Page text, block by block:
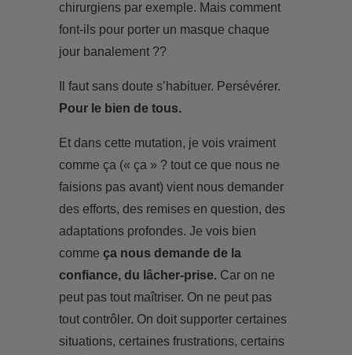
chirurgiens par exemple. Mais comment
font-ils pour porter un masque chaque
jour banalement ??
Il faut sans doute s’habituer. Persévérer.
Pour le bien de tous.
Et dans cette mutation, je vois vraiment
comme ça (« ça » ? tout ce que nous ne
faisions pas avant) vient nous demander
des efforts, des remises en question, des
adaptations profondes. Je vois bien
comme ça nous demande de la
confiance, du lâcher-prise. Car on ne
peut pas tout maîtriser. On ne peut pas
tout contrôler. On doit supporter certaines
situations, certaines frustrations, certains